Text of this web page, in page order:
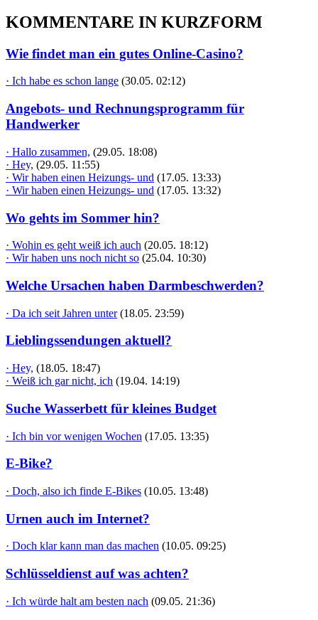
KOMMENTARE IN KURZFORM
Wie findet man ein gutes Online-Casino?
· Ich habe es schon lange (30.05. 02:12)
Angebots- und Rechnungsprogramm für
Handwerker
· Hallo zusammen, (29.05. 18:08)
· Hey, (29.05. 11:55)
· Wir haben einen Heizungs- und (17.05. 13:33)
· Wir haben einen Heizungs- und (17.05. 13:32)
Wo gehts im Sommer hin?
· Wohin es geht weiß ich auch (20.05. 18:12)
· Wir haben uns noch nicht so (25.04. 10:30)
Welche Ursachen haben Darmbeschwerden?
· Da ich seit Jahren unter (18.05. 23:59)
Lieblingssendungen aktuell?
· Hey, (18.05. 18:47)
· Weiß ich gar nicht, ich (19.04. 14:19)
Suche Wasserbett für kleines Budget
· Ich bin vor wenigen Wochen (17.05. 13:35)
E-Bike?
· Doch, also ich finde E-Bikes (10.05. 13:48)
Urnen auch im Internet?
· Doch klar kann man das machen (10.05. 09:25)
Schlüsseldienst auf was achten?
· Ich würde halt am besten nach (09.05. 21:36)